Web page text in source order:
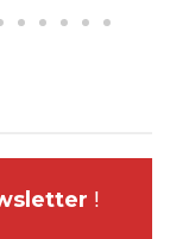
!